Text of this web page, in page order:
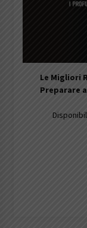
Le Migliori
Preparare